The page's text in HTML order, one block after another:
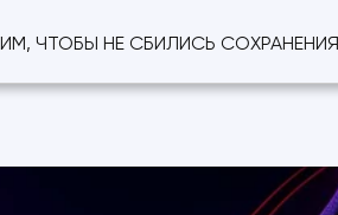
ЧТОБЫ НЕ СБИЛИСЬ СОХРАНЕНИЯ